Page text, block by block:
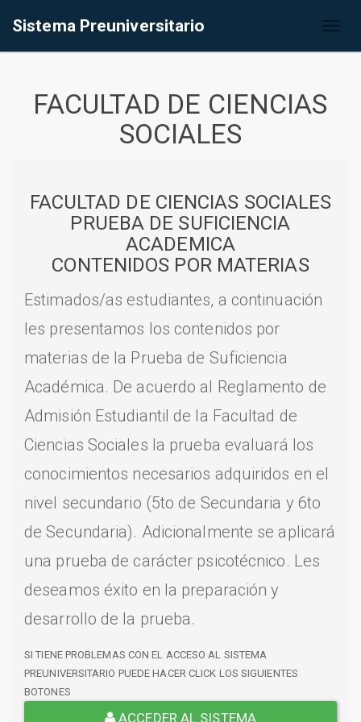
Sistema Preuniversitario
FACULTAD DE CIENCIAS
SOCIALES
FACULTAD DE CIENCIAS SOCIALES
PRUEBA DE SUFICIENCIA
ACADEMICA
CONTENIDOS POR MATERIAS
Estimados/as estudiantes, a continuación
les presentamos los contenidos por
materias de la Prueba de Suficiencia
Académica. De acuerdo al Reglamento de
Admisión Estudiantil de la Facultad de
Ciencias Sociales la prueba evaluará los
conocimientos necesarios adquiridos en el
nivel secundario (5to de Secundaria y 6to
de Secundaria). Adicionalmente se aplicará
una prueba de carácter psicotécnico. Les
deseamos éxito en la preparación y
desarrollo de la prueba.
SI TIENE PROBLEMAS CON EL ACCESO AL SISTEMA
PREUNIVERSITARIO PUEDE HACER CLICK LOS SIGUIENTES
BOTONES
ACCEDER AL SISTEMA